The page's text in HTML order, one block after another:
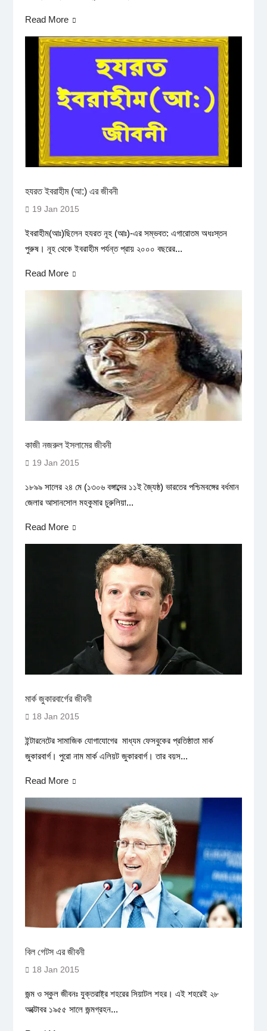
Read More
হযরত ইবরাহীম (আ:) এর জীবনী
19 Jan 2015
ইবরাহীম(আঃ)ছিলেন হযরত নূহ (আঃ)-এর সম্ভবত: এগারোতম অধঃস্তন
পুরুষ। নূহ থেকে ইবরাহীম পর্যন্ত প্রায় ২০০০ বছরের...
Read More
কাজী নজরুল ইসলামের জীবনী
19 Jan 2015
১৮৯৯ সালের ২৪ মে (১৩০৬ বঙ্গাব্দের ১১ই জ্যৈষ্ঠ) ভারতের পশ্চিমবঙ্গের বর্ধমান
জেলার আসানসোল মহকুমার চুরুলিয়া...
Read More
মার্ক জুকারবার্গের জীবনী
18 Jan 2015
ইন্টারনেটের সামাজিক যোগাযোগের মাধ্যম ফেসবুকের প্রতিষ্ঠাতা মার্ক
জুকারবার্গ। পুরো নাম মার্ক এলিয়ট জুকারবার্গ। তার বয়স...
Read More
বিল গেটস এর জীবনী
18 Jan 2015
জন্ম ও স্কুল জীবনঃ যুক্তরাষ্ট্র শহরের সিয়াটল শহর। এই শহরেই ২৮
অক্টোবর ১৯৫৫ সালে জন্মগ্রহন...